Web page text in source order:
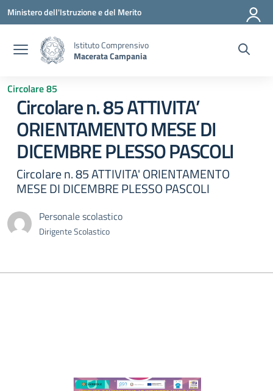
Vai ai contenuti
Vai al menu di navigazione
Vai al footer
Ministero dell'Istruzione e del Merito
Istituto Comprensivo
Macerata Campania
Circolare 85
Circolare n. 85 ATTIVITA’
ORIENTAMENTO MESE DI
DICEMBRE PLESSO PASCOLI
Circolare n. 85 ATTIVITA' ORIENTAMENTO
MESE DI DICEMBRE PLESSO PASCOLI
Personale scolastico
Dirigente Scolastico